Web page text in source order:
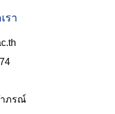
รา
าภรณ์